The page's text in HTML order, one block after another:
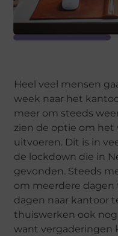
Heel veel mensen
week naar het
meer om steeds
zien de optie om
uitvoeren. Dit is in
de lockdown die in
gevonden. Steeds
om meerdere
dagen naar kantoor
thuiswerken ook
want vergaderingen